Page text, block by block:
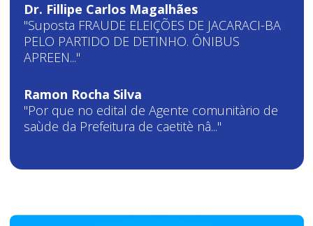
Dr. Fillipe Carlos Magalhães
"Suposta FRAUDE ELEIÇÕES DE JACARACI-BA
PELO PARTIDO DE DETINHO. ÔNIBUS
APREEN..."
Ramon Rocha Silva
"Por que no edital de Agente comunitàrio de
saùde da Prefeitura de caetitè nâ..."